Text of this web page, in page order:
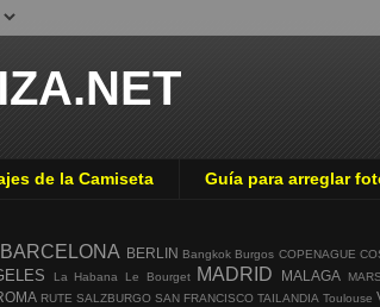
de la Camiseta Guía para arreglar
BARCELONA BERLIN Bangkok Burgos COPENAGUE
La Habana Le Bourget MADRID MALAGA
RUTE SALZBURGO SAN FRANCISCO TAILANDIA Toulouse